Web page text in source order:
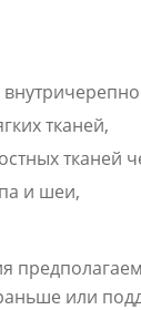
тканей,
тканей
и шеи,
или